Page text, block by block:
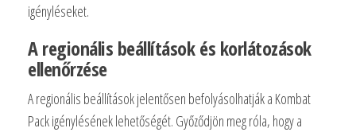
igényléseket.
A regionális beállítások és korlátozások
ellenőrzése
A regionális beállítások jelentősen befolyásolhatják a Kombat
Pack igénylésének lehetőségét. Győződjön meg róla, hogy a